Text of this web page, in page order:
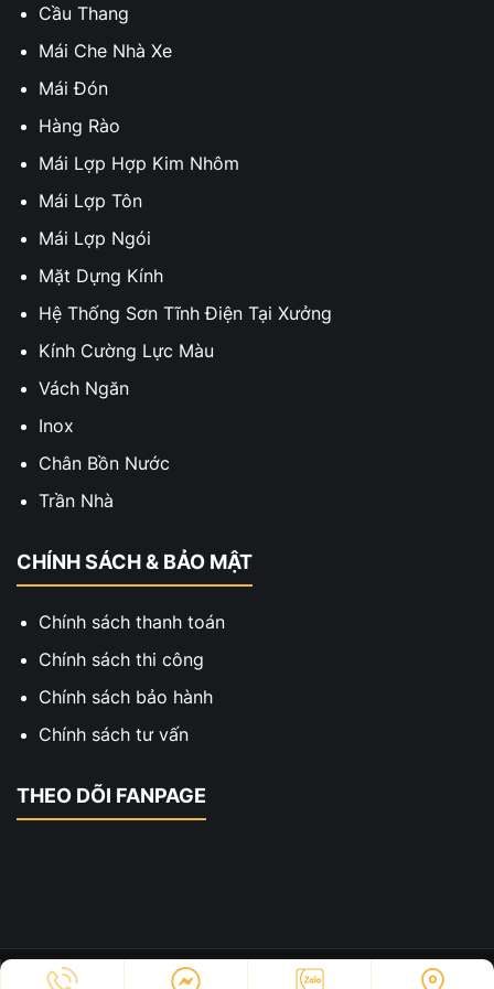
Cầu Thang
Mái Che Nhà Xe
Mái Đón
Hàng Rào
Mái Lợp Hợp Kim Nhôm
Mái Lợp Tôn
Mái Lợp Ngói
Mặt Dựng Kính
Hệ Thống Sơn Tĩnh Điện Tại Xưởng
Kính Cường Lực Màu
Vách Ngăn
Inox
Chân Bồn Nước
Trần Nhà
CHÍNH SÁCH & BẢO MẬT
Chính sách thanh toán
Chính sách thi công
Chính sách bảo hành
Chính sách tư vấn
THEO DÕI FANPAGE
Copyright © 2023 - Thiết Kế Thi Công Hai Xe. All